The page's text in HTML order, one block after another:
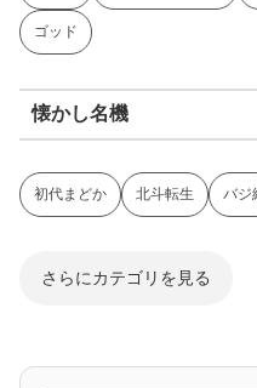
ゴッド
懐かし名機
初代まどか 北斗転生 バジ
さらにカテゴリを見る